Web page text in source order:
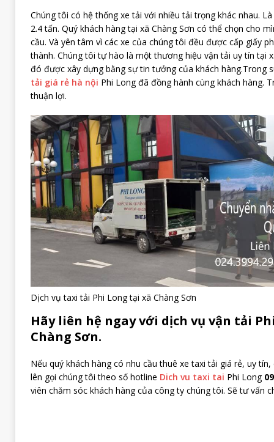
Chúng tôi có hệ thống xe tải với nhiều tải trọng khác nhau.
2.4 tấn. Quý khách hàng tại xã Chàng Sơn có thể chọn cho
cầu. Và yên tâm vì các xe của chúng tôi đều được cấp giấy
thành. Chúng tôi tự hào là một thương hiệu vận tải uy tín tại
đó được xây dựng bằng sự tin tưởng của khách hàng.Trong
tải giá rẻ hà nội Phi Long đã đồng hành cùng khách hàng.
thuận lợi.
Dịch vụ taxi tải Phi Long tại xã Chàng Sơn
Hãy liên hệ ngay với dịch vụ vận tải
Chàng Sơn.
Nếu quý khách hàng có nhu cầu thuê xe taxi tải giá rẻ, uy
lên gọi chúng tôi theo số hotline Dich vu taxi tai Phi Long
viên chăm sóc khách hàng của công ty chúng tôi. Sẽ tư vấn